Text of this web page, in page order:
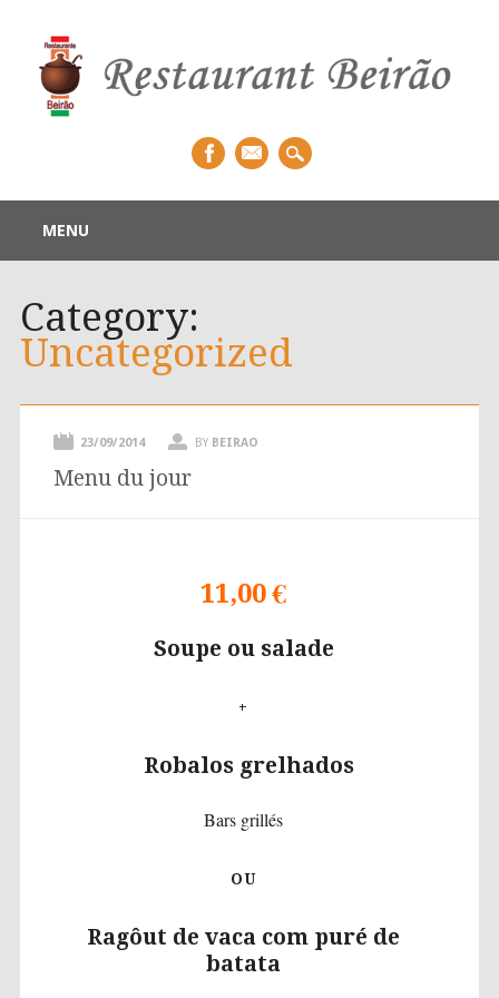
Main menu
content
MENU
Category:
Uncategorized
23/09/2014 BY BEIRAO
Menu du jour
11,00 €
Soupe ou salade
+
Robalos grelhados
Bars grillés
OU
Ragôut de vaca com puré de
batata